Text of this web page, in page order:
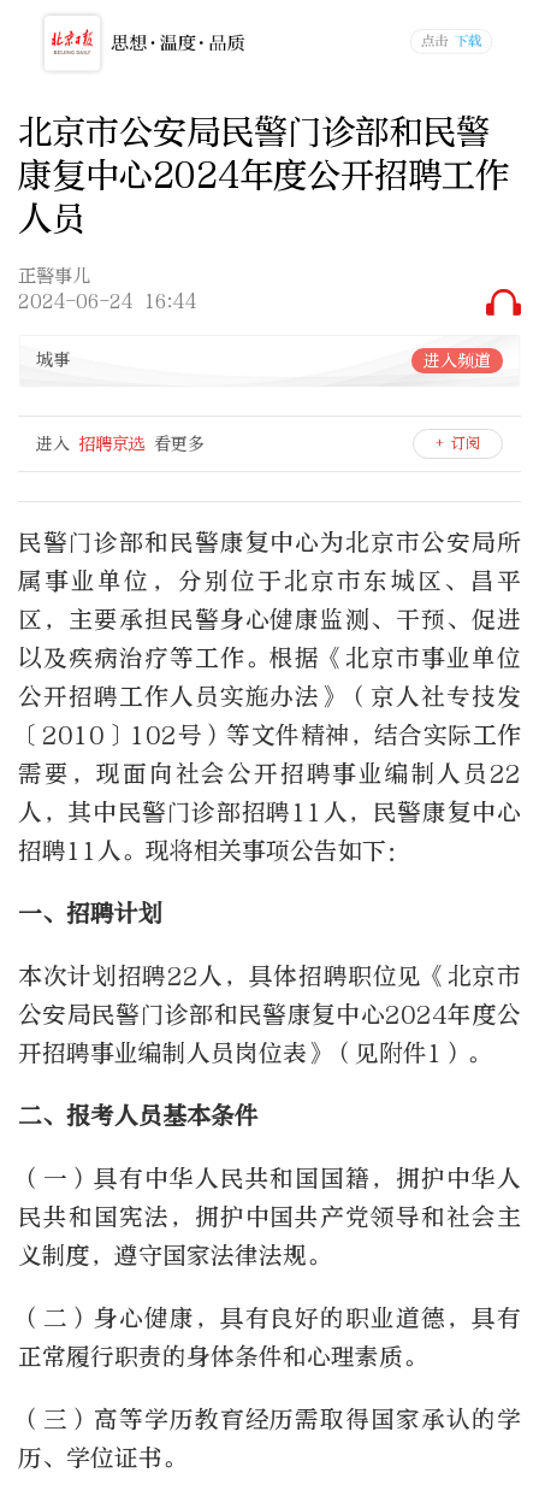
北京市公安局民警门诊部和民警
康复中心2024年度公开招聘工作
人员
正警事儿
2024-06-24 16:44
城事 进入频道
进入 招聘京选 看更多 + 订阅
民警门诊部和民警康复中心为北京市公安局所
属事业单位，分别位于北京市东城区、昌平
区，主要承担民警身心健康监测、干预、促进
以及疾病治疗等工作。根据《北京市事业单位
公开招聘工作人员实施办法》（京人社专技发
〔2010〕102号）等文件精神，结合实际工作
需要，现面向社会公开招聘事业编制人员22
人，其中民警门诊部招聘11人，民警康复中心
招聘11人。现将相关事项公告如下：
一、招聘计划
本次计划招聘22人，具体招聘职位见《北京市
公安局民警门诊部和民警康复中心2024年度公
开招聘事业编制人员岗位表》（见附件1）。
二、报考人员基本条件
（一）具有中华人民共和国国籍，拥护中华人
民共和国宪法，拥护中国共产党领导和社会主
义制度，遵守国家法律法规。
（二）身心健康，具有良好的职业道德，具有
正常履行职责的身体条件和心理素质。
（三）高等学历教育经历需取得国家承认的学
历、学位证书。